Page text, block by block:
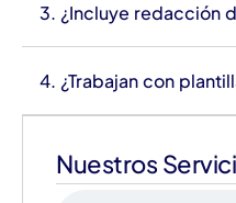
Nuestros
3. ¿Incluye redacción
4. ¿Trabajan con